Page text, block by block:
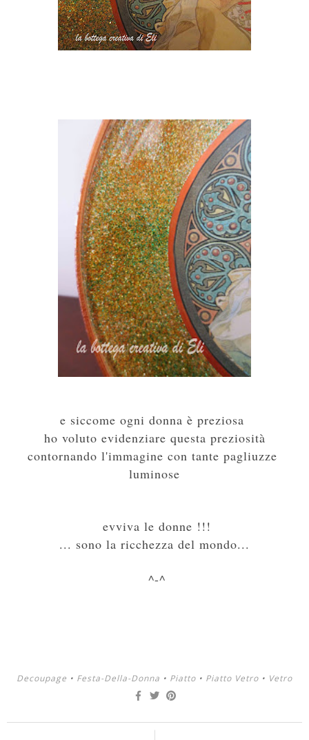
e siccome ogni donna è preziosa
ho voluto evidenziare questa preziosità
contornando l'immagine con tante pagliuzze
luminose
evviva le donne !!!
... sono la ricchezza del mondo...
^-^
Decoupage • Festa-Della-Donna • Piatto • Piatto Vetro • Vetro